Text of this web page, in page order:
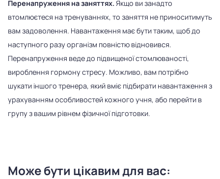
Може бути цікавим для вас:
Перенапруження на заняттях. Якщо ви занадто
втомлюєтеся на тренуваннях, то заняття не приноситимуть
вам задоволення. Навантаження має бути таким, щоб до
наступного разу організм повністю відновився.
Перенапруження веде до підвищеної стомлюваності,
вироблення гормону стресу. Можливо, вам потрібно
шукати іншого тренера, який вміє підбирати навантаження з
урахуванням особливостей кожного учня, або перейти в
групу з вашим рівнем фізичної підготовки.